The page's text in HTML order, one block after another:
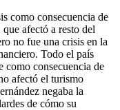
como consecuencia de
afectó a resto del
no fue una crisis en la
Todo el país
como consecuencia de
afectó el turismo
negaba la
de cómo su